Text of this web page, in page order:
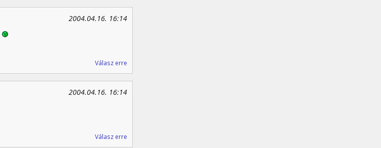
2004.04.16. 16:14
Válasz erre
2004.04.16. 16:14
Válasz erre